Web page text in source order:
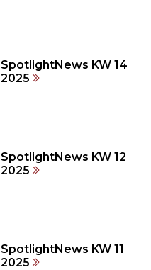
SpotlightNews KW 14
2025
SpotlightNews KW 12
2025
SpotlightNews KW 11
2025